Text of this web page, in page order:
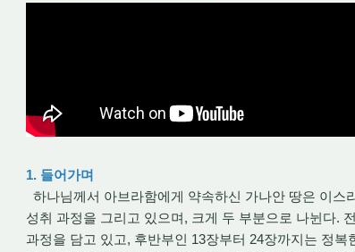
1. 들어가며
하나님께서 아브라함에게 약속하신 가나안 땅은 이
성취 과정을 그리고 있으며, 크게 두 부분으로 나뉜다.
과정을 담고 있고, 후반부인 13장부터 24장까지는 정